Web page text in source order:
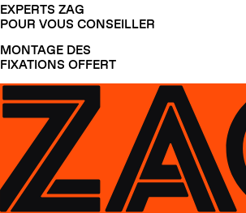
EXPERTS ZAG
POUR VOUS CONSEILLER
MONTAGE DES
FIXATIONS OFFERT